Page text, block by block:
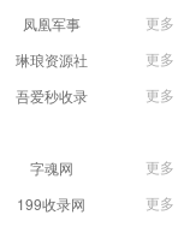
育赛果直播|让足球
凤凰军事
更多
琳琅资源社
更多
吾爱秒收录
收录
更多
字魂网
更多
199收录网
更多